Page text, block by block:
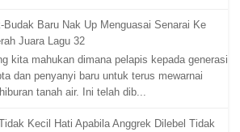
Budak Baru Nak Up Menguasai Senarai Ke
Juara Lagu 32
kita mahukan dimana pelapis kepada generasi
dan penyanyi baru untuk terus mewarnai
tanah air. Ini telah dib...
Kecil Hati Apabila Anggrek Dilebel Tidak